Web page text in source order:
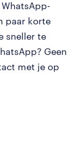
paar korte
sneller te
Geen
met je op